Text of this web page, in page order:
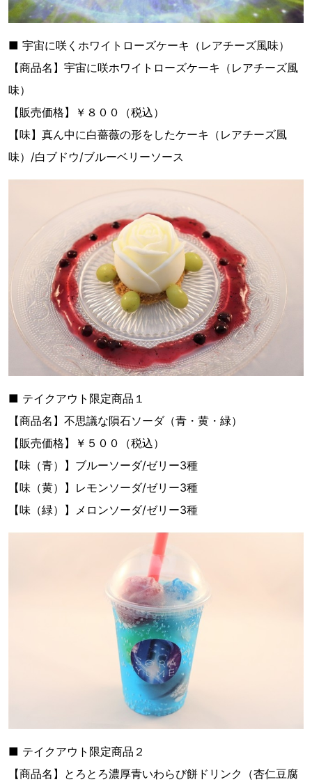
■ 宇宙に咲くホワイトローズケーキ（レアチーズ風味）
【商品名】宇宙に咲ホワイトローズケーキ（レアチーズ風
味）
【販売価格】￥８００（税込）
【味】真ん中に白薔薇の形をしたケーキ（レアチーズ風
味）/白ブドウ/ブルーベリーソース
■ テイクアウト限定商品１
【商品名】不思議な隕石ソーダ（青・黄・緑）
【販売価格】￥５００（税込）
【味（青）】ブルーソーダ/ゼリー3種
【味（黄）】レモンソーダ/ゼリー3種
【味（緑）】メロンソーダ/ゼリー3種
■ テイクアウト限定商品２
【商品名】とろとろ濃厚青いわらび餅ドリンク（杏仁豆腐